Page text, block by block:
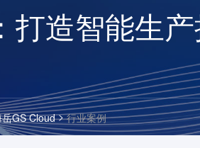
打造智能生
GS Cloud>行业案例